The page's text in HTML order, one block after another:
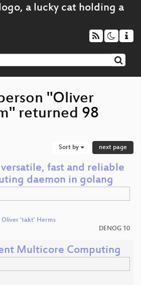
"Oliver
returned 98
Sort by next page
fast and reliable
daemon in golang
Oliver 'takt' Herms
DENOG 10
Multicore Computing